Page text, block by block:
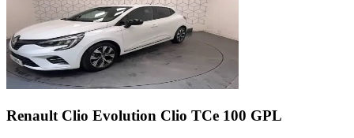
Renault Clio Evolution Clio TCe 100 GPL